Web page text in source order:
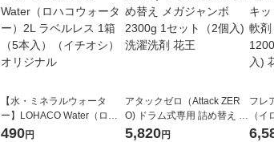
【水・ミネラルウォータ
ー】LOHACO Water（ロハ
コウォーター）2L ラベルレ
490円
アタックゼロ（Attack ZER
O) ドラム式専用 詰め替え メ
ガジャンボ 2300g 1セット
5,820円
フレ
（
ーの